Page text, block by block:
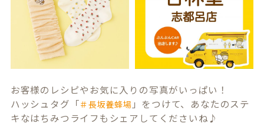
お客様のレシピやお気に入りの写真がいっぱい！
ハッシュタグ「＃長坂養蜂場 」をつけて、あなたのステ
キなはちみつライフもシェアしてくださいね♪